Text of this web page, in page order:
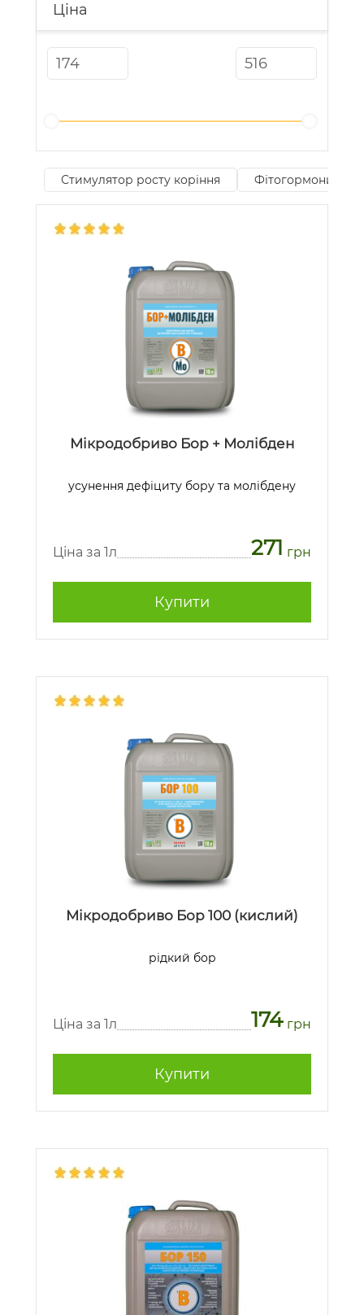
Ціна
Стимулятор росту коріння Фітогормони
Мікродобриво Бор + Молібден
усунення дефіциту бору та молібдену
Ціна за 1л 271 грн
Купити
Мікродобриво Бор 100 (кислий)
рідкий бор
Ціна за 1л 174 грн
Купити